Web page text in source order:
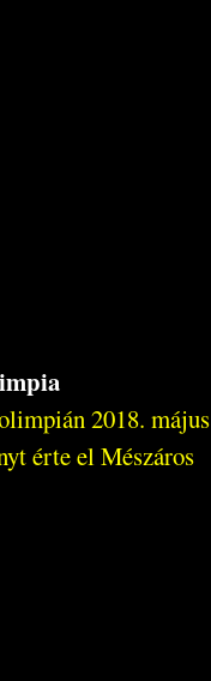
2018. május
érte el Mészáros